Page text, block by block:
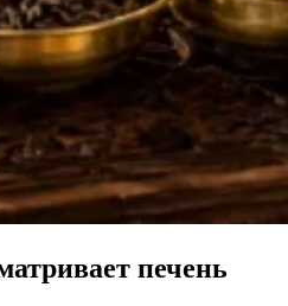
печень